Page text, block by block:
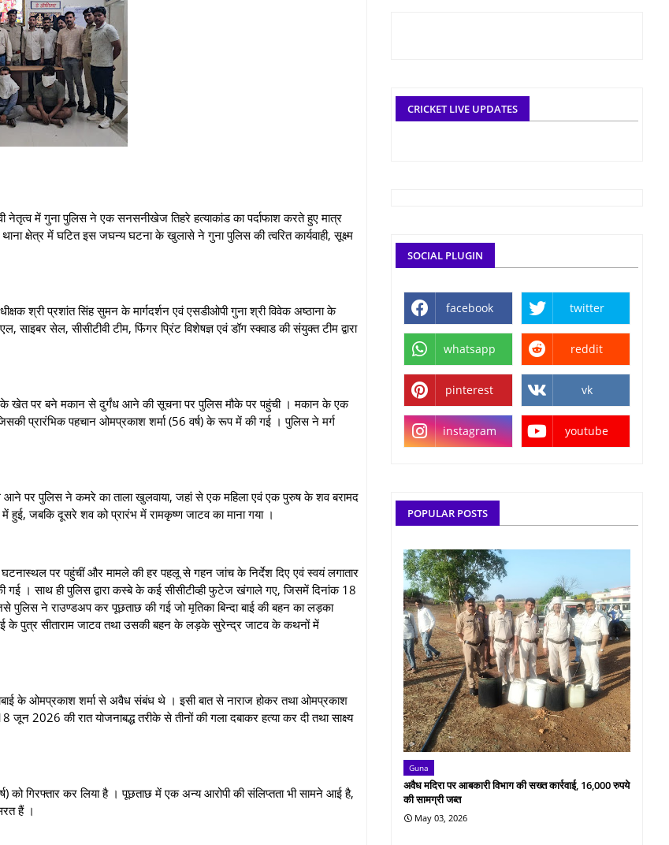
में गुना पुलिस ने एक सनसनीखेज तिहरे हत्याकांड का पर्दाफाश करते हुए मात्र
क्षेत्र में घटित इस जघन्य घटना के खुलासे ने गुना पुलिस की त्वरित कार्यवाही, सूक्ष्म
प्रशांत सिंह सुमन के मार्गदर्शन एवं एसडीओपी गुना श्री विवेक अष्ठाना के
साइबर सेल, सीसीटीवी टीम, फिंगर प्रिंट विशेषज्ञ एवं डॉग स्क्वाड की संयुक्त टीम द्वारा
बने मकान से दुर्गंध आने की सूचना पर पुलिस मौके पर पहुंची । मकान के एक
प्रारंभिक पहचान ओमप्रकाश शर्मा (56 वर्ष) के रूप में की गई । पुलिस ने मर्ग
ने कमरे का ताला खुलवाया, जहां से एक महिला एवं एक पुरुष के शव बरामद
में हुई, जबकि दूसरे शव को प्रारंभ में रामकृष्ण जाटव का माना गया ।
पर पहुंचीं और मामले की हर पहलू से गहन जांच के निर्देश दिए एवं स्वयं लगातार
गई । साथ ही पुलिस द्वारा कस्बे के कई सीसीटीव्ही फुटेज खंगाले गए, जिसमें दिनांक 18
ने राउण्डअप कर पूछताछ की गई जो मृतिका बिन्दा बाई की बहन का लड़का
के पुत्र सीताराम जाटव तथा उसकी बहन के लड़के सुरेन्द्र जाटव के कथनों में
के ओमप्रकाश शर्मा से अवैध संबंध थे । इसी बात से नाराज होकर तथा ओमप्रकाश
2026 की रात योजनाबद्ध तरीके से तीनों की गला दबाकर हत्या कर दी तथा साक्ष्य
कर लिया है । पूछताछ में एक अन्य आरोपी की संलिप्तता भी सामने आई है,
हैं ।
CRICKET LIVE UPDATES
SOCIAL PLUGIN
facebook twitter
whatsapp reddit
pinterest vk
instagram youtube
POPULAR POSTS
Guna
अवैध मदिरा पर आबकारी विभाग की सख्त कार्रवाई, 16,000 रुपये
की सामग्री जब्त
May 03, 2026